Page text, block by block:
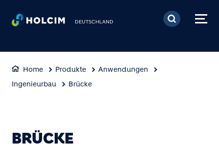
Direkt zum Inhalt
DEUTSCHLAND
Home Produkte
Anwendungen
Ingenieurbau
Brücke
BRÜCKE